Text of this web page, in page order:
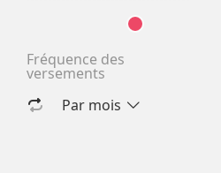
Fréquence des
versements
Par mois